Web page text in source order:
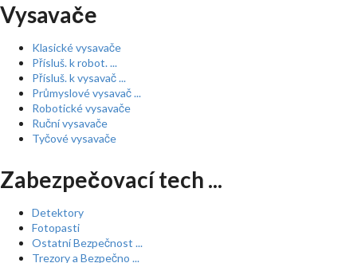
Vysavače
Klasické vysavače
Přísluš. k robot. ...
Přísluš. k vysavač ...
Průmyslové vysavač ...
Robotické vysavače
Ruční vysavače
Tyčové vysavače
Zabezpečovací tech ...
Detektory
Fotopasti
Ostatní Bezpečnost ...
Trezory a Bezpečno ...